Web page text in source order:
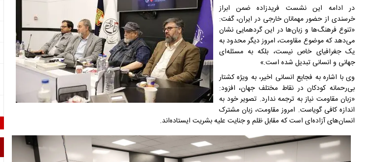
در ادامه این نشست فریدزاده ضمن ابراز
خرسندی از حضور مهمانان خارجی در ایران، گفت:
«تنوع فرهنگ‌ها و زبان‌ها در این گردهمایی نشان
می‌دهد که موضوع مقاومت، امروز دیگر محدود به
یک جغرافیای خاص نیست، بلکه به مسئله‌ای
جهانی و انسانی تبدیل شده است.»
وی با اشاره به فجایع انسانی اخیر، به ویژه کشتار
بی‌رحمانه کودکان در نقاط مختلف جهان، افزود:
«زبان مقاومت نیاز به ترجمه ندارد. تصویر خود به
اندازه کافی گویاست. امروز مقاومت، زبان مشترک
انسان‌های آزاده‌ای است که مقابل ظلم و جنایت علیه بشریت ایستاده‌اند.